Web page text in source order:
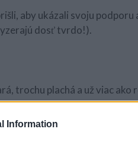
Information
aby ukázali svoju podporu
dosť tvrdo!).
trochu plachá a už viac ako